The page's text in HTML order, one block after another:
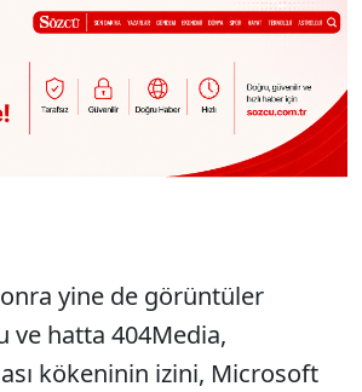
yine de görüntüler
ve hatta 404Media,
kökeninin izini, Microsoft